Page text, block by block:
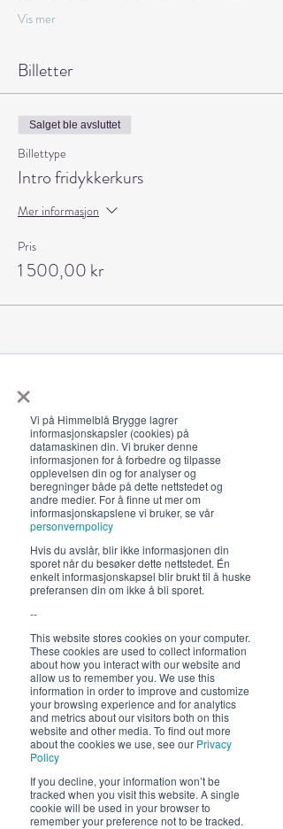
×
Vi på Himmelblå Brygge lagrer
informasjonskapsler (cookies) på
datamaskinen din. Vi bruker denne
informasjonen for å forbedre og tilpasse
opplevelsen din og for analyser og
beregninger både på dette nettstedet og
andre medier. For å finne ut mer om
informasjonskapslene vi bruker, se vår
personvernpolicy
Hvis du avslår, blir ikke informasjonen din
sporet når du besøker dette nettstedet. Én
enkelt informasjonskapsel blir brukt til å huske
preferansen din om ikke å bli sporet.
--
This website stores cookies on your computer.
These cookies are used to collect information
about how you interact with our website and
allow us to remember you. We use this
information in order to improve and customize
your browsing experience and for analytics
and metrics about our visitors both on this
website and other media. To find out more
about the cookies we use, see our Privacy
Policy
If you decline, your information won’t be
tracked when you visit this website. A single
cookie will be used in your browser to
remember your preference not to be tracked.
Vis mer
Billetter
Salget ble avsluttet
Billettype
Intro fridykkerkurs
Mer informasjon
Pris
1 500,00 kr
Del dette arrangementet
Åpningstider 2026
19. juni - 5. august 12-23 (02)
Lunsj 12-16:30 | Middag 18:30
Fra 30.7 begrenset servering
Hold deg oppdatert om hva
som skjer på Himmelblå og
neste sommer!